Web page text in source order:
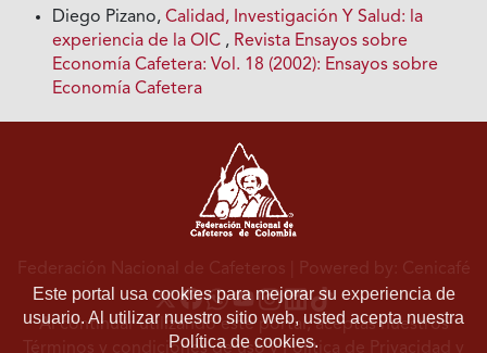
Diego Pizano,Calidad, Investigación Y Salud: la
experiencia de la OIC , Revista Ensayos sobre
Economía Cafetera: Vol. 18 (2002): Ensayos sobre
Economía Cafetera
Este portal usa cookies para mejorar su experiencia de
usuario. Al utilizar nuestro sitio web, usted acepta nuestra
Política de cookies.
Federación Nacional de Cafeteros | Powered by: Cenicafé
Al continuar utilizando este portal, aceptas nuestros
Términos y condiciones de usoyPolítica de Privacidad y